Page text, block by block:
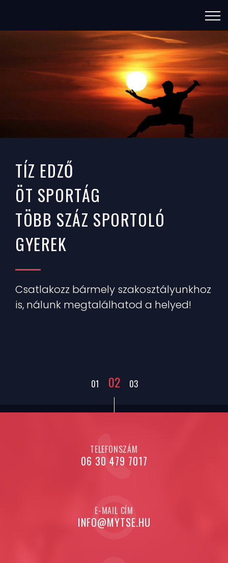
TÖRÖKBÁLINTI
SPORT EGYESÜLET
Csatlakozz egy lendületes csapathoz!
GET A FREE LESSON
TÍZ EDZŐ
ÖT SPORTÁG
TÖBB SZÁZ SPORTOLÓ
GYEREK
Csatlakozz bármely szakosztályunkhoz
is, nálunk megtalálhatod a helyed!
01 02 03
TELEFONSZÁM
06 30 479 7017
E-MAIL CÍM
INFO@MYTSE.HU